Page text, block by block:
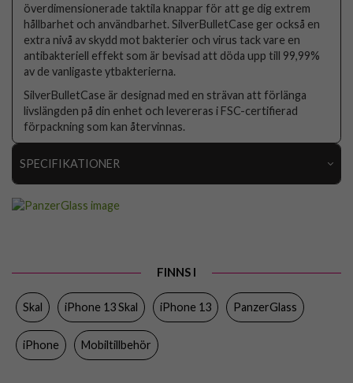
överdimensionerade taktila knappar för att ge dig extrem
hållbarhet och användbarhet. SilverBulletCase ger också en
extra nivå av skydd mot bakterier och virus tack vare en
antibakteriell effekt som är bevisad att döda upp till 99,99%
av de vanligaste ytbakterierna.
SilverBulletCase är designad med en strävan att förlänga
livslängden på din enhet och levereras i FSC-certifierad
förpackning som kan återvinnas.
SPECIFIKATIONER
Antibakteriell, Trådlös laddning-kompatibel
Färg Genomskinlig, Svart
Material
Varumärke
FINNS I
Skal iPhone 13 Skal iPhone 13 PanzerGlass
iPhone Mobiltillbehör